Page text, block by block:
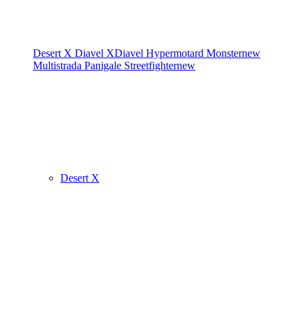
Desert X Diavel XDiavel Hypermotard Monsternew
Multistrada Panigale Streetfighternew
Desert X